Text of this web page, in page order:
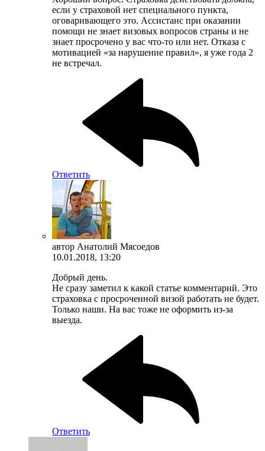
если у страховой нет специального пункта,
оговаривающего это. Ассистанс при оказании
помощи не знает визовых вопросов страны и не
знает просрочено у вас что-то или нет. Отказа с
мотивацией «за нарушение правил», я уже года 2
не встречал.
Ответить
автор Анатолий Мясоедов
10.01.2018, 13:20
Добрый день.
Не сразу заметил к какой статье комментарий. Это
страховка с просроченной визой работать не будет.
Только наши. На вас тоже не оформить из-за
выезда.
Ответить